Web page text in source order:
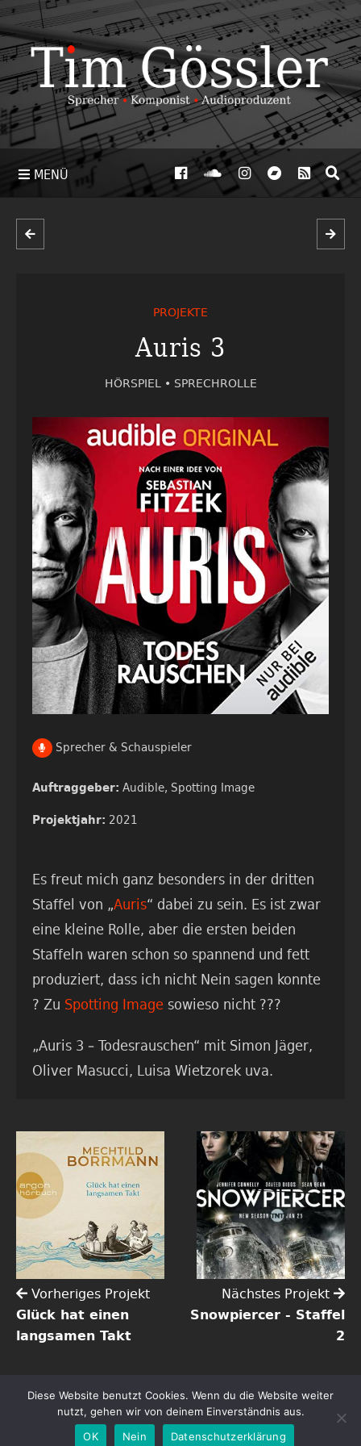
MENÜ
PROJEKTE
Auris 3
HÖRSPIEL • SPRECHROLLE
Sprecher & Schauspieler
Auftraggeber: Audible, Spotting Image
Projektjahr: 2021
Es freut mich ganz besonders in der dritten
Staffel von „Auris“ dabei zu sein. Es ist zwar
eine kleine Rolle, aber die ersten beiden
Staffeln waren schon so spannend und fett
produziert, dass ich nicht Nein sagen konnte
? Zu Spotting Image sowieso nicht ???
„Auris 3 – Todesrauschen“ mit Simon Jäger,
Oliver Masucci, Luisa Wietzorek uva.
Vorheriges Projekt
Glück hat einen
langsamen Takt
Nächstes Projekt
Snowpiercer - Staffel
2
Copyright ©2026 Tim Gössler | Alle Rechte vorbehalten.
Impressum
Datenschutz
Diese Website benutzt Cookies. Wenn du die Website weiter
nutzt, gehen wir von deinem Einverständnis aus.
OK
Nein Datenschutzerklärung